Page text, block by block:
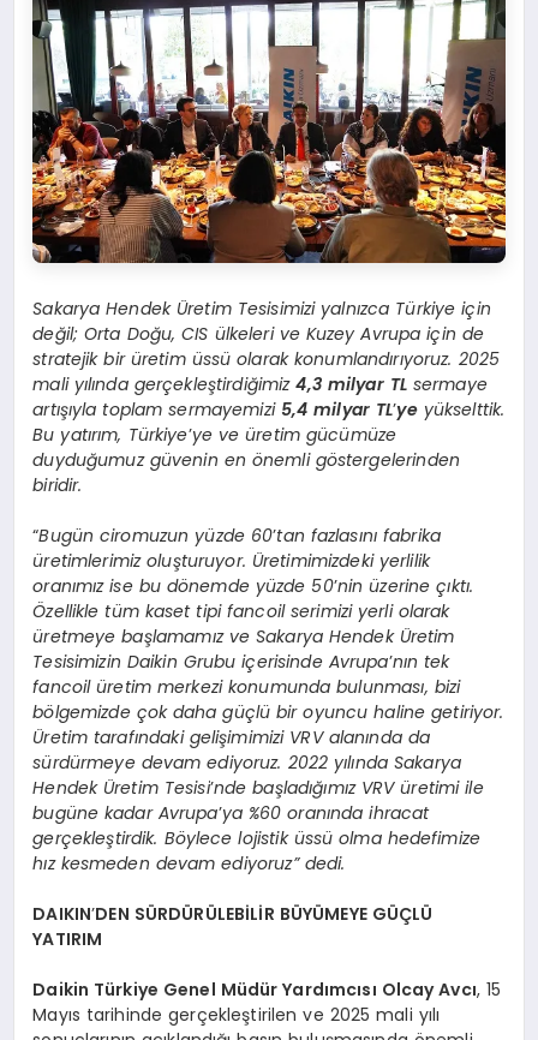
Sakarya Hendek Üretim Tesisimizi yalnızca Türkiye için
değil; Orta Doğu, CIS ülkeleri ve Kuzey Avrupa için de
stratejik bir üretim üssü olarak konumlandırıyoruz. 2025
mali yılında gerçekleştirdiğimiz4,3 milyar TL sermaye
artışıyla toplam sermayemizi 5,4 milyar TL’yeyükselttik.
Bu yatırım, Türkiye’ye ve üretim gücümüze
duyduğumuz güvenin en önemli göstergelerinden
biridir.
“Bugün ciromuzun yüzde 60’tan fazlasını fabrika
üretimlerimiz oluşturuyor. Üretimimizdeki yerlilik
oranımız ise bu dönemde yüzde 50’nin üzerine çıktı.
Özellikle tüm kaset tipi fancoil serimizi yerli olarak
üretmeye başlamamız ve Sakarya Hendek Üretim
Tesisimizin Daikin Grubu içerisinde Avrupa’nın tek
fancoil üretim merkezi konumunda bulunması, bizi
bölgemizde çok daha güçlü bir oyuncu haline getiriyor.
Üretim tarafındaki gelişimimizi VRV alanında da
sürdürmeye devam ediyoruz. 2022 yılında Sakarya
Hendek Üretim Tesisi’nde başladığımız VRV üretimi ile
bugüne kadar Avrupa’ya %60 oranında ihracat
gerçekleştirdik. Böylece lojistik üssü olma hedefimize
hız kesmeden devam ediyoruz” dedi.
DAIKIN’DEN SÜRDÜRÜLEBİLİR BÜYÜMEYE GÜÇLÜ
YATIRIM
Daikin Türkiye Genel Müdür Yardımcısı Olcay Avcı, 15
Mayıs tarihinde gerçekleştirilen ve 2025 mali yılı